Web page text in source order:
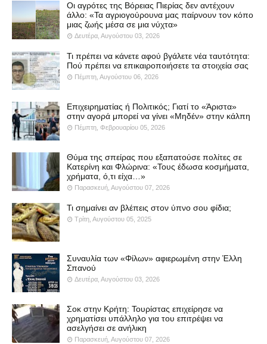
Οι αγρότες της Βόρειας Πιερίας δεν αντέχουν
άλλο: «Τα αγριογούρουνα μας παίρνουν τον κόπο
μιας ζωής μέσα σε μια νύχτα»
Δευτέρα, Αυγούστου 03, 2026
Τι πρέπει να κάνετε αφού βγάλετε νέα ταυτότητα:
Πού πρέπει να επικαιροποιήσετε τα στοιχεία σας
Πέμπτη, Αυγούστου 06, 2026
Επιχειρηματίας ή Πολιτικός; Γιατί το «Άριστα»
στην αγορά μπορεί να γίνει «Μηδέν» στην κάλπη
Πέμπτη, Φεβρουαρίου 05, 2026
Θύμα της σπείρας που εξαπατούσε πολίτες σε
Κατερίνη και Φλώρινα: «Τους έδωσα κοσμήματα,
χρήματα, ό,τι είχα…»
Παρασκευή, Αυγούστου 07, 2026
Τι σημαίνει αν βλέπεις στον ύπνο σου φίδια;
Τρίτη, Αυγούστου 05, 2025
Συναυλία των «Φίλων» αφιερωμένη στην Έλλη
Σπανού
Δευτέρα, Αυγούστου 03, 2026
Σοκ στην Κρήτη: Τουρίστας επιχείρησε να
χρηματίσει υπάλληλο για του επιτρέψει να
ασελγήσει σε ανήλικη
Παρασκευή, Αυγούστου 07, 2026